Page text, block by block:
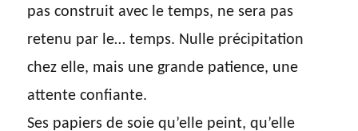
pas construit avec le temps, ne sera pas
retenu par le… temps. Nulle précipitation
chez elle, mais une grande patience, une
attente confiante.
Ses papiers de soie qu’elle peint, qu’elle